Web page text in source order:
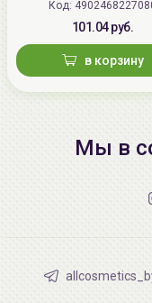
(Япония)
Код:
101.04 руб.
в корзину
Мы в